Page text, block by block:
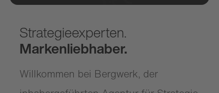
Strategieexperten.
Markenliebhaber.
Willkommen bei Bergwerk, der